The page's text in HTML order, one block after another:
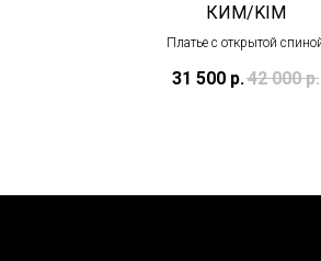
КИМ/KIM
Платье с открытой
31 500 р.42 000 р.